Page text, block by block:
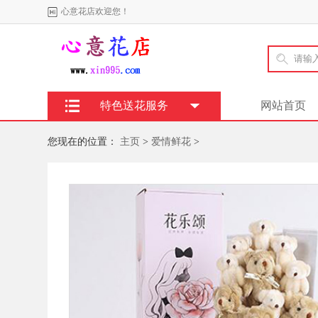
心意花店欢迎您！
网站首页
特色送花服务
您现在的位置： 主页 > 爱情鲜花 >